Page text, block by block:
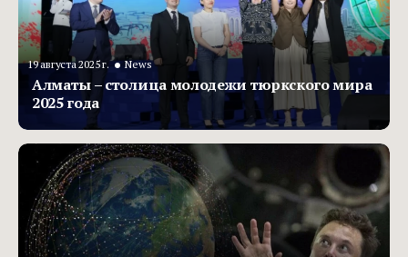
19 августа 2025 г. • News
Алматы – столица молодежи тюркского мира
2025 года